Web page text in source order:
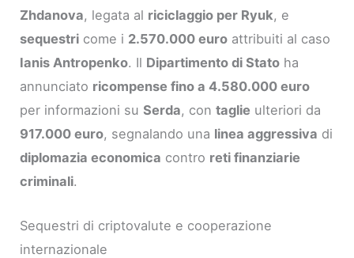
Zhdanova, legata al riciclaggio per Ryuk, e
sequestri come i 2.570.000 euro attribuiti al caso
Ianis Antropenko. Il Dipartimento di Stato ha
annunciato ricompense fino a 4.580.000 euro
per informazioni suSerda, contaglie ulteriori da
917.000 euro, segnalando una linea aggressiva di
diplomazia economica contro reti finanziarie
criminali.
Sequestri di criptovalute e cooperazione
internazionale